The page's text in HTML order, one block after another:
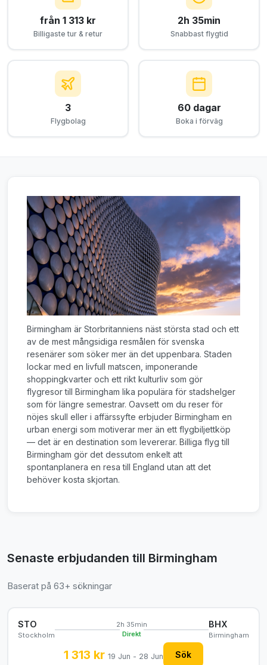
från 1 313 kr
Billigaste tur & retur
2h 35min
Snabbast flygtid
3
Flygbolag
60 dagar
Boka i förväg
Birmingham är Storbritanniens näst största stad och ett
av de mest mångsidiga resmålen för svenska
resenärer som söker mer än det uppenbara. Staden
lockar med en livfull matscen, imponerande
shoppingkvarter och ett rikt kulturliv som gör
flygresor till Birmingham lika populära för stadshelger
som för längre semestrar. Oavsett om du reser för
nöjes skull eller i affärssyfte erbjuder Birmingham en
urban energi som motiverar mer än ett flygbiljettköp
— det är en destination som levererar. Billiga flyg till
Birmingham gör det dessutom enkelt att
spontanplanera en resa till England utan att det
behöver kosta skjortan.
Senaste erbjudanden till Birmingham
Baserat på 63+ sökningar
STO
Stockholm
2h 35min
Direkt
BHX
Birmingham
1 313 kr 19 Jun - 28 Jun Sök